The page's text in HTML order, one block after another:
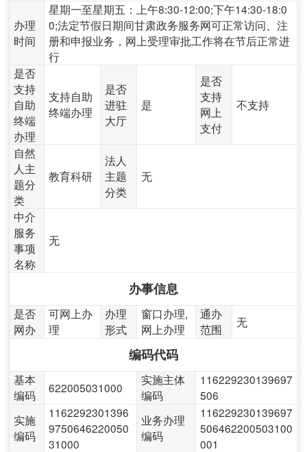
办理
时间
星期一至星期五：上午8:30-12:00;下午14:30-18:0
0;法定节假日期间甘肃政务服务网可正常访问、注
册和申报业务，网上受理审批工作将在节后正常进
行
是否
支持
自助
终端
办理
支持自助
终端办理
是否
进驻
大厅
是
是否
支持
网上
支付
不支持
自然
人主
题分
类
教育科研
法人
主题
分类
无
中介
服务
事项
名称
无
办事信息
是否
网办
可网上办
理
办理
形式
窗口办理,
网上办理
通办
范围
无
编码代码
基本
编码
622005031000
实施主体
编码
116229230139697
506
实施
编码
1162292301396
9750646220050
31000
业务办理
编码
116229230139697
506462200503100
001